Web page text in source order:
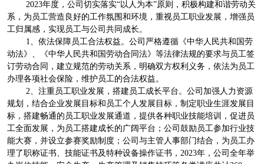
2023年度，公司切实落实“以人为本”原则，积极构建和谐劳动关
系，为员工营造良好的工作氛围和环境，重视员工职业发展，增强员
工归属感，实现员工与公司共同成长。
1、依法保障员工合法权益。公司严格遵循《中华人民共和国劳
动法》、《中华人民共和国劳动合同法》等法律法规的要求与员工签
订劳动合同，建立规范的劳动关系，明确双方权利义务，依法为员工
办理各项社会保险，维护员工的合法权益。
2、注重员工职业发展，搭建员工成长平台。公司加强人力资源
规划，结合企业发展目标和员工个人发展目标，制定职业生涯发展目
标，搭建畅通的员工职业发展通道，提供各种职业技能培训，促进员
工全面发展，为员工搭建成长的广阔平台；公司鼓励员工参加行业技
能大赛，并设立参赛奖励制度；公司与主管人事部门结合，为员工办
理了职称证书、技能证书及特种设备操作证书，2023年，公司全年举